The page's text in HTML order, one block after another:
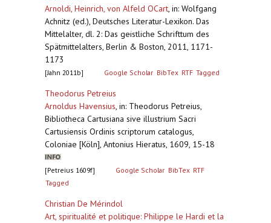
Arnoldi, Heinrich, von Alfeld OCart, in: Wolfgang
Achnitz (ed.), Deutsches Literatur-Lexikon. Das
Mittelalter, dl. 2: Das geistliche Schrifttum des
Spätmittelalters, Berlin & Boston, 2011, 1171-
1173
[Jahn 2011b] Google Scholar BibTex RTF Tagged
Theodorus Petreius
Arnoldus Havensius, in: Theodorus Petreius,
Bibliotheca Cartusiana sive illustrium Sacri
Cartusiensis Ordinis scriptorum catalogus,
Coloniae [Köln], Antonius Hieratus, 1609, 15-18
[Petreius 1609f] Google Scholar BibTex RTF
Tagged
Christian De Mérindol
Art, spiritualité et politique: Philippe le Hardi et la